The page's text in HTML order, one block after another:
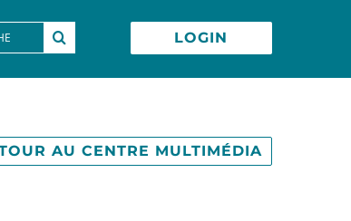
LOGIN
AU CENTRE MULTIMÉDIA